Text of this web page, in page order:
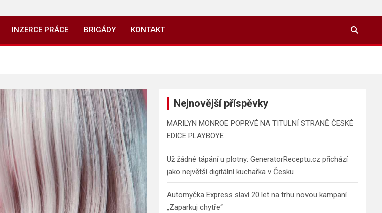
INZERCE PRÁCE BRIGÁDY KONTAKT
Nejnovější příspěvky
MARILYN MONROE POPRVÉ NA TITULNÍ STRANĚ ČESKÉ
EDICE PLAYBOYE
Už žádné tápání u plotny: GeneratorReceptu.cz přichází
jako největší digitální kuchařka v Česku
Automyčka Express slaví 20 let na trhu novou kampaní
„Zaparkuj chytře“